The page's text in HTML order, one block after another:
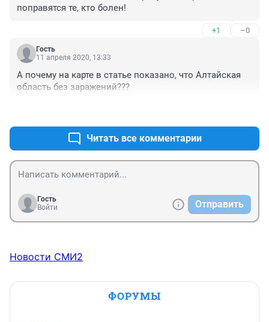
поправятся те, кто болен!
+1 –0
Гость
11 апреля 2020, 13:33
А почему на карте в статье показано, что Алтайская
область без заражений???
Читать все комментарии
Гость
Войти
Отправить
Новости СМИ2
ФОРУМЫ